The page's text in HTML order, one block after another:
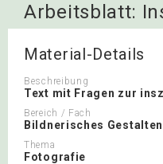
Arbeitsblatt:
Material-Details
Beschreibung
Text mit Fragen zur
Bereich / Fach
Bildnerisches Gestalten
Thema
Fotografie